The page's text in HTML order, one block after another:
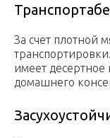
За счет плотной
имеет десертное
домашнего